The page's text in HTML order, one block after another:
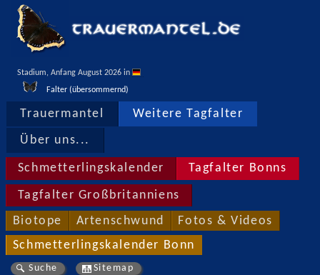
Stadium, Anfang August 2026 in
Falter (übersommernd)
Trauermantel Weitere Tagfalter
Über uns...
Schmetterlingskalender Tagfalter Bonns
Tagfalter Großbritanniens
Biotope Artenschwund Fotos & Videos
Schmetterlingskalender Bonn
Suche Sitemap